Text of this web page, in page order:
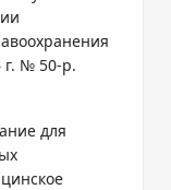
№ 50-р.
для